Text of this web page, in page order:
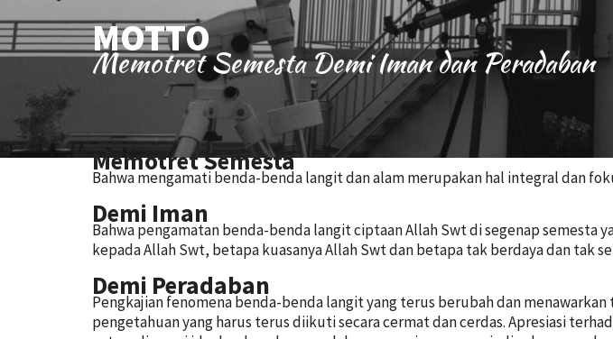
MOTTO
Memotret Semesta Demi Iman dan Peradaban
Memotret Semesta
Bahwa mengamati benda-benda langit dan alam merupakan hal integral dan
Demi Iman
Bahwa pengamatan benda-benda langit ciptaan Allah Swt di segenap
kepada Allah Swt, betapa kuasanya Allah Swt dan betapa tak berdaya dan tak
Demi Peradaban
Pengkajian fenomena benda-benda langit yang terus berubah dan
pengetahuan yang harus terus diikuti secara cermat dan cerdas. Apresiasi